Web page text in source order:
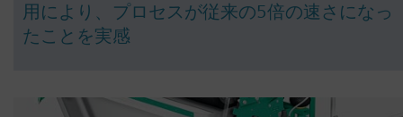
用により、プロセスが従来の5倍の速さになっ
たことを実感